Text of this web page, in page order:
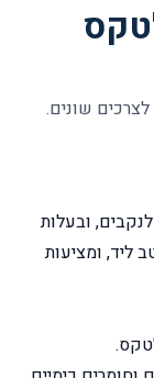
שונים.
ובעלות
ליד, ומציעות